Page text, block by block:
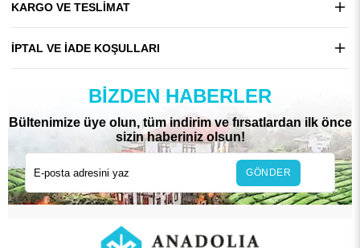
KARGO VE TESLIMAT
İPTAL VE İADE KOŞULLARI
BIZDEN HABERLER
Bültenimize üye olun, tüm indirim ve fırsatlardan ilk önce
sizin haberiniz olsun!
GÖNDER